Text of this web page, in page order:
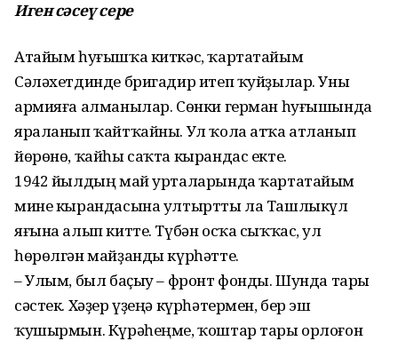
Иген сәсеү сере
Атайым һуғышҡа киткәс, ҡартатайым
Сәләхетдинде бригадир итеп ҡуйҙылар. Уны
армияға алманылар. Сөнки герман һуғышында
яраланып ҡайт­ҡайны. Ул ҡола атҡа атланып
йөрөнө, ҡайһы саҡта кырандас екте.
1942 йылдың май урталарында ҡартатайым
мине кырандасына ултыртты ла Ташлыкүл
яғына алып китте. Түбән осҡа сыҡҡас, ул
һөрөлгән майҙанды күрһәтте.
– Улым, был баҫыу – фронт фонды. Шунда тары
сәстек. Хәҙер үҙеңә күрһәтермен, бер эш
ҡушырмын. Күрәһеңме, ҡоштар тары орлоғон